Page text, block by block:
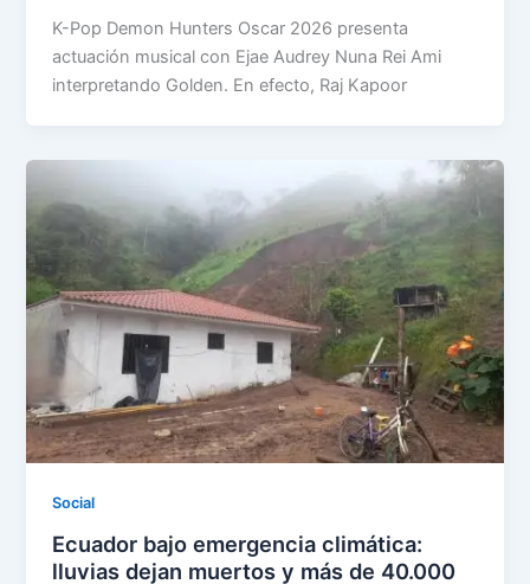
K-Pop Demon Hunters Oscar 2026 presenta
actuación musical con Ejae Audrey Nuna Rei Ami
interpretando Golden. En efecto, Raj Kapoor
Social
Ecuador bajo emergencia climática:
lluvias dejan muertos y más de 40.000